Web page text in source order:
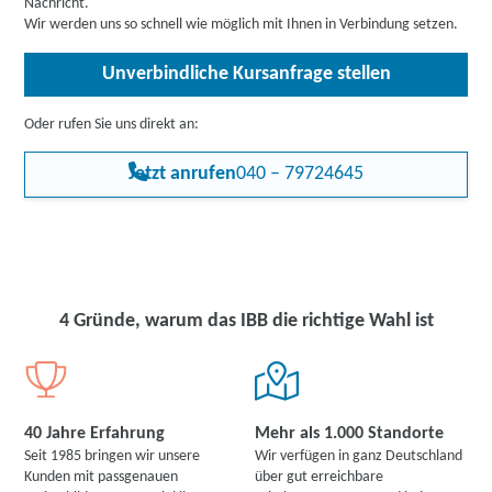
schafft Vertrauen und verbessert die Wettbewerbsfähigkeit der
Da im Qualitätsmanagement häufig fundierte Englischkennnisse
gefordert sind, können Sie die gegenüber dem Arbeitgeber
nachweisen, sodass sich Ihnen neue Perspektiven eröffnen.
Nachricht.
Wir werden uns so schnell wie möglich mit Ihnen in Verbindung setzen.
Unverbindliche Kursanfrage stellen
Oder rufen Sie uns direkt an:
Jetzt anrufen040 – 79724645
4 Gründe, warum das IBB die richtige Wahl ist
40 Jahre Erfahrung
Seit 1985 bringen wir unsere
Kunden mit passgenauen
Mehr als 1.000 Standorte
Wir verfügen in ganz Deutschland
über gut erreichbare